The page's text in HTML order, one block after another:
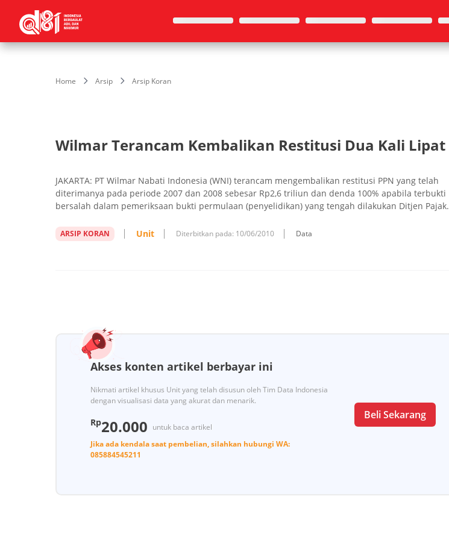
Home Arsip Arsip Koran
Wilmar Terancam Kembalikan Restitusi Dua Kali Lipat
JAKARTA: PT Wilmar Nabati Indonesia (WNI) terancam mengembalikan restitusi PPN yang telah
diterimanya pada periode 2007 dan 2008 sebesar Rp2,6 triliun dan denda 100% apabila terbukti
bersalah dalam pemeriksaan bukti permulaan (penyelidikan) yang tengah dilakukan Ditjen Pajak.
ARSIP KORAN Unit Diterbitkan pada: 10/06/2010 Data
Akses konten artikel berbayar ini
Nikmati artikel khusus Unit yang telah disusun oleh Tim Data Indonesia
dengan visualisasi data yang akurat dan menarik.
Rp20.000 untuk baca artikel
Jika ada kendala saat pembelian, silahkan hubungi WA:
085884545211
Beli Sekarang